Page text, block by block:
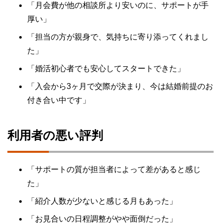
「月会費が他の相談所より安いのに、サポートが手
厚い」
「担当の方が親身で、気持ちに寄り添ってくれまし
た」
「婚活初心者でも安心してスタートできた」
「入会から3ヶ月で交際が決まり、今は結婚前提のお
付き合い中です」
利用者の悪い評判
「サポートの質が担当者によって差があると感じ
た」
「紹介人数が少ないと感じる月もあった」
「お見合いの日程調整がやや面倒だった」